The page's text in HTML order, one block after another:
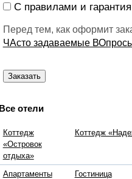
С правилами и
Перед тем, как оформит
ЧАсто задаваемые
Все отели
Коттедж
«Островок
отдыха»
Коттедж
Апартаменты
Гостиница